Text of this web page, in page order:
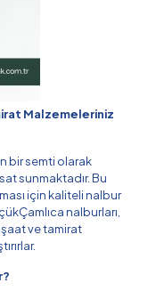
Malzemeleriniz
bir semti olarak
sunmaktadır. Bu
için kaliteli nalbur
nalburları,
ve tamirat